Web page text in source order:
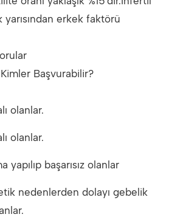
yarısından erkek faktörü
Başvurabilir?
olanlar.
olanlar.
yapılıp başarısız olanlar
nedenlerden dolayı gebelik